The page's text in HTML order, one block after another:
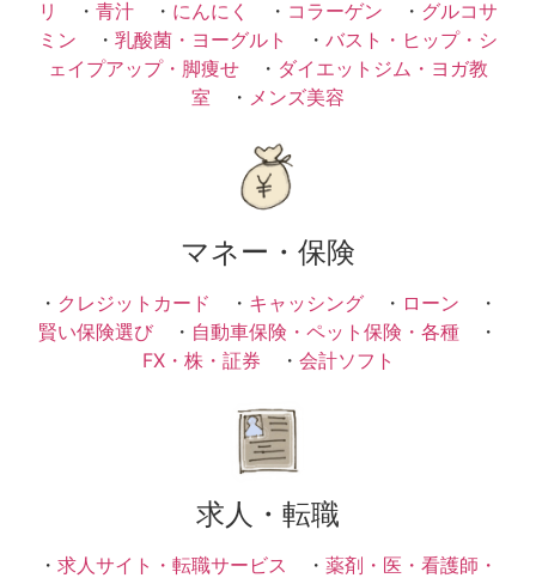
リ ・ 青汁 ・ にんにく ・ コラーゲン ・ グルコサ
ミン ・ 乳酸菌・ヨーグルト ・ バスト・ヒップ・シ
ェイプアップ・脚痩せ ・ ダイエットジム・ヨガ教
室 ・ メンズ美容
マネー・保険
・ クレジットカード ・ キャッシング ・ ローン ・
賢い保険選び ・ 自動車保険・ペット保険・各種 ・
FX・株・証券 ・ 会計ソフト
求人・転職
・ 求人サイト・転職サービス ・ 薬剤・医・看護師・